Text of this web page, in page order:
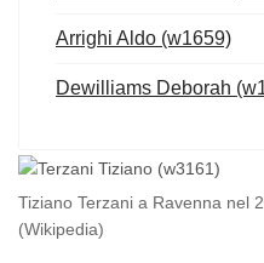
Arrighi Aldo (w1659)
Dewilliams Deborah
Tiziano Terzani a Ravenna nel
(Wikipedia)